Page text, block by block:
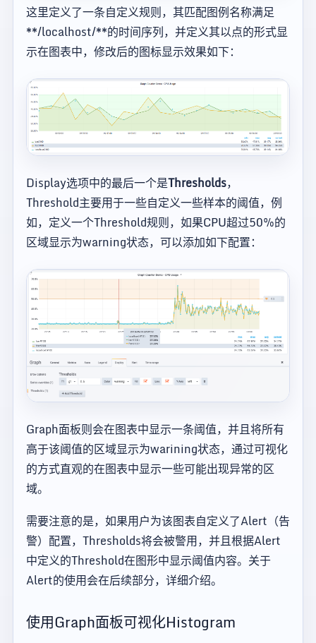
这里定义了一条自定义规则，其匹配图例名称满足
**/localhost/**的时间序列，并定义其以点的形式显
示在图表中，修改后的图标显示效果如下：
Display选项中的最后一个是Thresholds，
Threshold主要用于一些自定义一些样本的阈值，例
如，定义一个Threshold规则，如果CPU超过50%的
区域显示为warning状态，可以添加如下配置：
Graph面板则会在图表中显示一条阈值，并且将所有
高于该阈值的区域显示为warining状态，通过可视化
的方式直观的在图表中显示一些可能出现异常的区
域。
需要注意的是，如果用户为该图表自定义了Alert（告
警）配置，Thresholds将会被警用，并且根据Alert
中定义的Threshold在图形中显示阈值内容。关于
Alert的使用会在后续部分，详细介绍。
使用Graph面板可视化Histogram